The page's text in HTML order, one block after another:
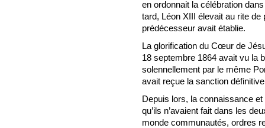
en ordonnait la célébration
tard, Léon XIII élevait au rite
prédécesseur avait établie.
La glorification du Cœur de
18 septembre 1864 avait vu la
solennellement par le même
avait reçue la sanction
Depuis lors, la connaissance
qu’ils n’avaient fait dans les
monde communautés, ordres